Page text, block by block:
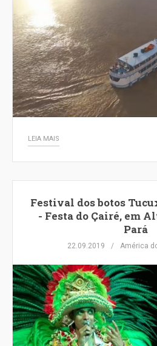
LEIA MAIS
Festival dos botos
- Festa do Çairé, em
Pará
22.09.2019 América